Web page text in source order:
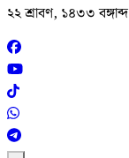
২২ শ্রাবণ, ১৪৩৩ বঙ্গাব্দ